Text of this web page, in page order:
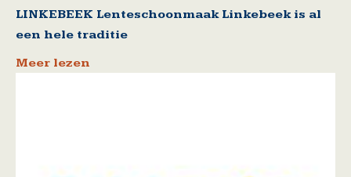
LINKEBEEK Lenteschoonmaak Linkebeek is al
een hele traditie
Meer lezen